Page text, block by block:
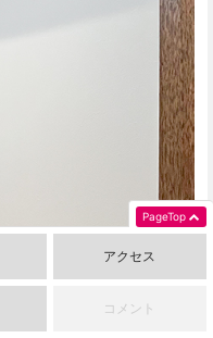
アクセス
コメント
PageTop